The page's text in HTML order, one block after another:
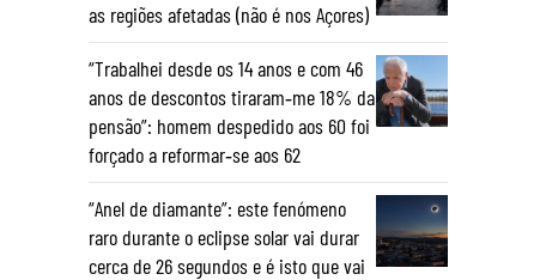
as regiões afetadas (não é nos Açores)
“Trabalhei desde os 14 anos e com 46
anos de descontos tiraram‑me 18% da
pensão”: homem despedido aos 60 foi
forçado a reformar‑se aos 62
“Anel de diamante”: este fenómeno
raro durante o eclipse solar vai durar
cerca de 26 segundos e é isto que vai